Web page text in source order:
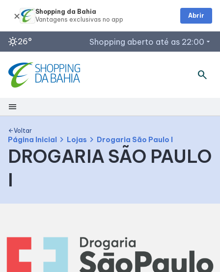
sunny26° Shopping aberto até as 22:00 arrow_drop_down
Horários de Funcionamento
Lojas
Outback Steakhouse
Planeta Imaginário
Acessar todos os horários
search
menu
Shopping
Mapa Interno
SDB Premium
arrow_backVoltar
Página Inicial chevron_right Lojas chevron_right Drogaria São Paulo I
DROGARIA SÃO PAULO
I
Shopping da Bahia
Abrir